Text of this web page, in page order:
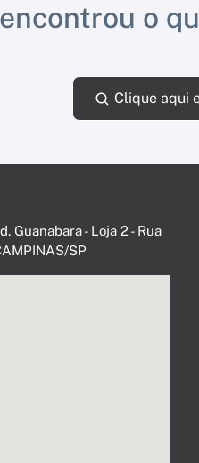
o
Clique aqui
Guanabara - Loja 2 - Rua
SP